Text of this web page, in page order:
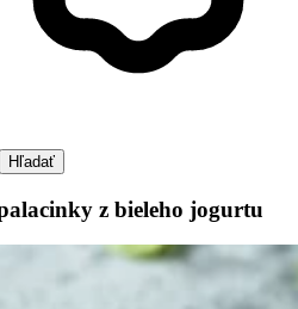
Hľadať
z bieleho jogurtu